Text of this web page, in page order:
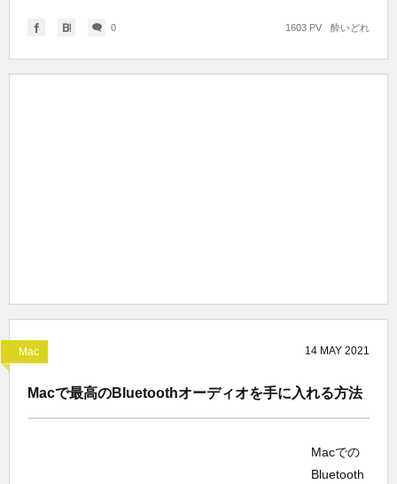
0 酔いどれ
1603 PV
Mac 14 MAY 2021
Macで最高のBluetoothオーディオを手に入れる方法
Macでの
Bluetooth